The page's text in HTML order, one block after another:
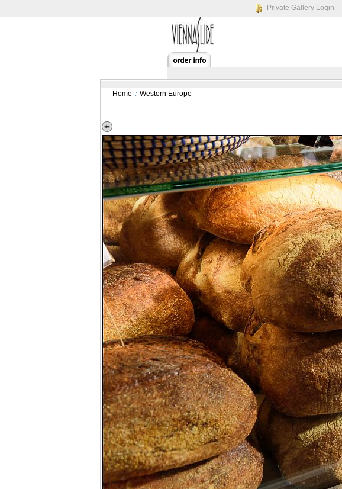
Private Gallery Login
Home Western Europe